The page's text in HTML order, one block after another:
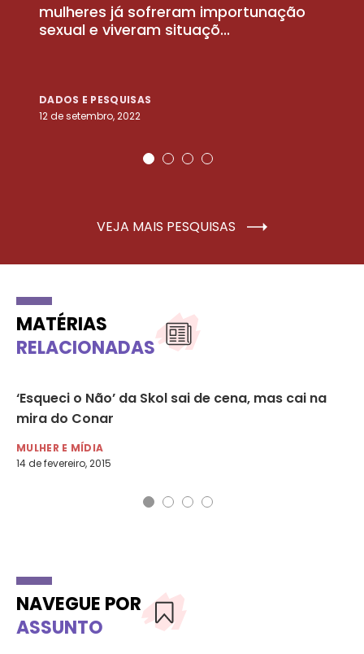
mulheres já sofreram importunação
sexual e viveram situaçõ...
DADOS E PESQUISAS
12 de setembro, 2022
VEJA MAIS PESQUISAS
MATÉRIAS
RELACIONADAS
‘Esqueci o Não’ da Skol sai de cena, mas cai na
mira do Conar
MULHER E MÍDIA
14 de fevereiro, 2015
NAVEGUE POR
ASSUNTO